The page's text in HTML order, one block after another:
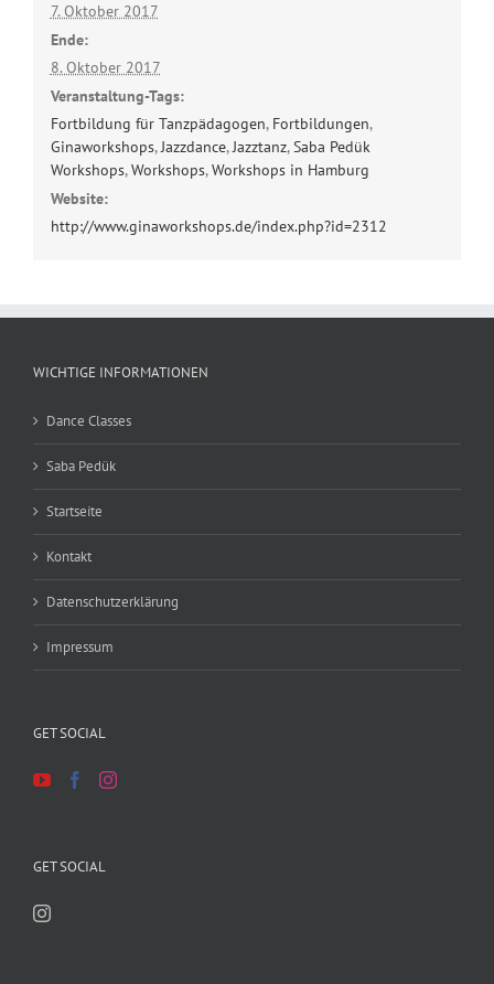
7. Oktober 2017
Ende:
8. Oktober 2017
Veranstaltung-Tags:
Fortbildung für Tanzpädagogen, Fortbildungen,
Ginaworkshops,Jazzdance,Jazztanz,Saba Pedük
Workshops,Workshops,Workshops in Hamburg
Website:
http://www.ginaworkshops.de/index.php?id=2312
WICHTIGE INFORMATIONEN
Dance Classes
Saba Pedük
Startseite
Kontakt
Datenschutzerklärung
Impressum
GET SOCIAL
GET SOCIAL